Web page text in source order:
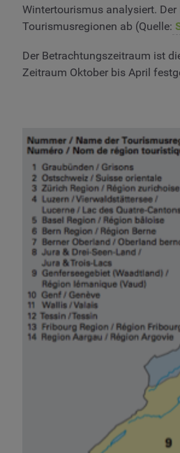
Wintertourismus analysiert. Der
Tourismusregionen ab (Quelle:
Der Betrachtungszeitraum ist
Zeitraum Oktober bis April